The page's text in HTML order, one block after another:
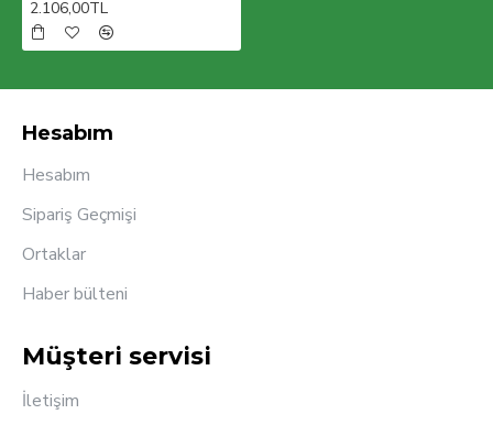
ürünlerimizi müşterilerimizin beğenisine sunmaktır
2.106,00TL
Hesabım
Hesabım
Sipariş Geçmişi
Ortaklar
Haber bülteni
Müşteri servisi
İletişim